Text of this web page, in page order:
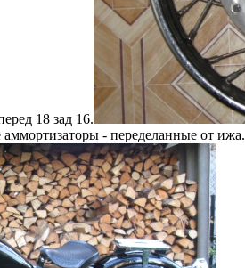
18 зад 16.
- переделанные от ижа.